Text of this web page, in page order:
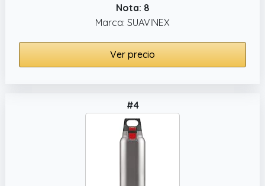
Nota: 8
Marca: SUAVINEX
Ver precio
#4